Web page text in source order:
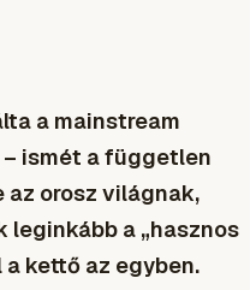
a mainstream
ismét a független
az orosz világnak,
a „hasznos
kettő az egyben.